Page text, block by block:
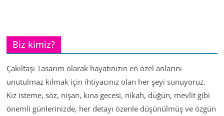
Biz kimiz?
Çakıltaşı Tasarım olarak hayatınızın en özel anlarını
unutulmaz kılmak için ihtiyacınız olan her şeyi sunuyoruz.
Kız isteme, söz, nişan, kına gecesi, nikah, düğün, mevlit gibi
önemli günlerinizde, her detayı özenle düşünülmüş ve özgün